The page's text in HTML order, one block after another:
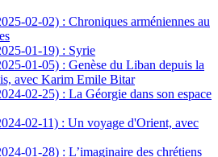
02-02) : Chroniques arméniennes au
01-19) : Syrie
01-05) : Genèse du Liban depuis la
avec Karim Emile Bitar
02-25) : La Géorgie dans son espace
02-11) : Un voyage d'Orient, avec
01-28) : L’imaginaire des chrétiens